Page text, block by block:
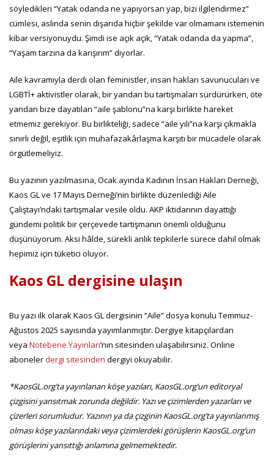
söyledikleri “Yatak odanda ne yapıyorsan yap, bizi ilgilendirmez”
cümlesi, aslında senin dışarıda hiçbir şekilde var olmamanı istemenin
kibar versiyonuydu. Şimdi ise açık açık, “Yatak odanda da yapma”,
“Yaşam tarzına da karışırım” diyorlar.
Aile kavramıyla derdi olan feministler, insan hakları savunucuları ve
LGBTİ+ aktivistler olarak, bir yandan bu tartışmaları sürdürürken, öte
yandan bize dayatılan “aile şablonu”na karşı birlikte hareket
etmemiz gerekiyor. Bu birlikteliği, sadece “aile yılı”na karşı çıkmakla
sınırlı değil, eşitlik için muhafazakârlaşma karşıtı bir mücadele olarak
örgütlemeliyiz.
Bu yazının yazılmasına, Ocak ayında Kadının İnsan Hakları Derneği,
Kaos GL ve 17 Mayıs Derneği’nin birlikte düzenlediği Aile
Çalıştayı’ndaki tartışmalar vesile oldu. AKP iktidarının dayattığı
gündemi politik bir çerçevede tartışmanın önemli olduğunu
düşünüyorum. Aksi hâlde, sürekli anlık tepkilerle sürece dahil olmak
hepimiz için tüketici oluyor.
Kaos GL dergisine ulaşın
Bu yazı ilk olarak Kaos GL dergisinin “Aile” dosya konulu Temmuz-
Ağustos 2025 sayısında yayımlanmıştır. Dergiye kitapçılardan
veya Notebene Yayınları’nın sitesinden ulaşabilirsiniz. Online
abonelerdergi sitesinden dergiyi okuyabilir.
*KaosGL.org’ta yayınlanan köşe yazıları, KaosGL.org’un editoryal
çizgisini yansıtmak zorunda değildir. Yazı ve çizimlerden yazarları ve
çizerleri sorumludur. Yazının ya da çizginin KaosGL.org’ta yayınlanmış
olması köşe yazılarındaki veya çizimlerdeki görüşlerin KaosGL.org’un
görüşlerini yansıttığı anlamına gelmemektedir.